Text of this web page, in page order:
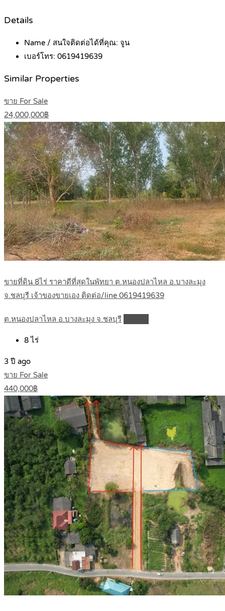
Details
Name / สนใจติดต่อได้ที่คุณ: จูน
เบอร์โทร: 0619419639
Similar Properties
ขาย For Sale
24,000,000฿
ขายที่ดิน 8ไร่ ราคาดีที่สุดในพัทยา ต.หนองปลาไหล อ.บางละมุง
จ.ชลบุรี เจ้าของขายเอง ติดต่อ/line 0619419639
ต.หนองปลาไหล อ.บางละมุง จ.ชลบุรี
8ไร่
3 ปี ago
ขาย For Sale
440,000฿